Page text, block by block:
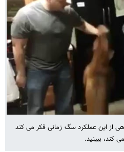
از این عملکرد سگ زمانی فکر می کند
کند، ببینید.